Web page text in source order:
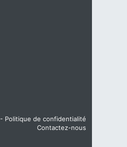
- Politique de confidentialité
Contactez-nous